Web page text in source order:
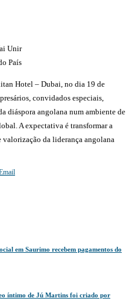
Unir
País
Hotel – Dubai, no dia 19 de
convidados especiais,
diáspora angolana num ambiente de
A expectativa é transformar a
valorização da liderança angolana
em Saurimo recebem pagamentos do
íntimo de Jú Martins foi criado por